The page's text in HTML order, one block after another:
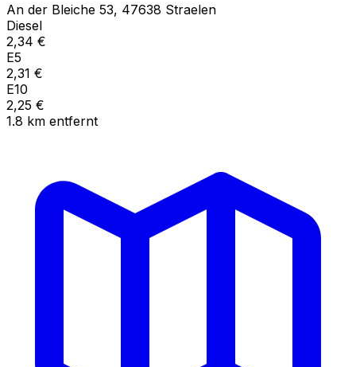
An der Bleiche 53, 47638 Straelen
Diesel
2,34 €
E5
2,31 €
E10
2,25 €
1.8 km entfernt